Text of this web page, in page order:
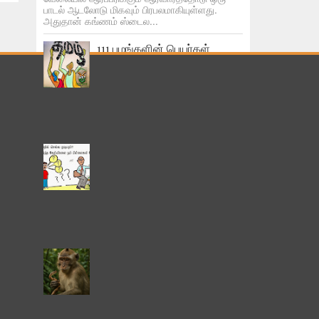
பாடல் ஆடலோடு மிகவும் பிரபலமாகியுள்ளது.
அதுதான் கங்ணம் ஸ்டைல...
111 பழங்களின் பெயர்கள்